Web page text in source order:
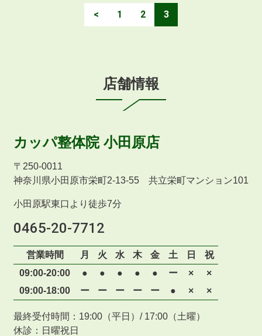
< 1 2 3
店舗情報
カッパ整体院 小田原店
〒 250-0011
神奈川県小田原市栄町2-13-55 共立栄町マンション101
小田原駅東口より徒歩7分
0465-20-7712
営業時間 月 火 水 木 金 土 日
祝
09:00-20:00
● ● ● ● ● ー ×
×
09:00-18:00
ー ー ー ー ー ● × ×
最終受付時間：19:00（平日）/ 17:00（土曜）
休診：日曜祝日